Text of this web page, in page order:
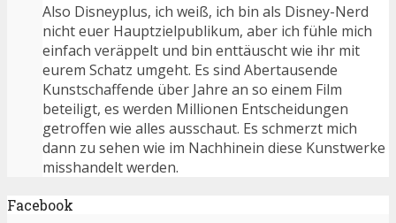
Also Disneyplus, ich weiß, ich bin als Disney-Nerd
nicht euer Hauptzielpublikum, aber ich fühle mich
einfach veräppelt und bin enttäuscht wie ihr mit
eurem Schatz umgeht. Es sind Abertausende
Kunstschaffende über Jahre an so einem Film
beteiligt, es werden Millionen Entscheidungen
getroffen wie alles ausschaut. Es schmerzt mich
dann zu sehen wie im Nachhinein diese Kunstwerke
misshandelt werden.
Facebook